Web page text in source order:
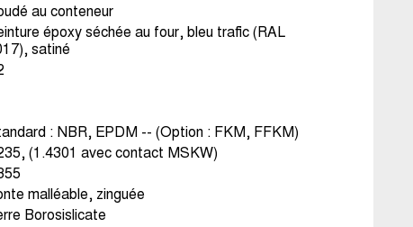
au conteneur
époxy séchée au four, bleu trafic (RAL
satiné
: NBR, EPDM -- (Option : FKM, FFKM)
(1.4301 avec contact MSKW)
malléable, zinguée
Borosislicate